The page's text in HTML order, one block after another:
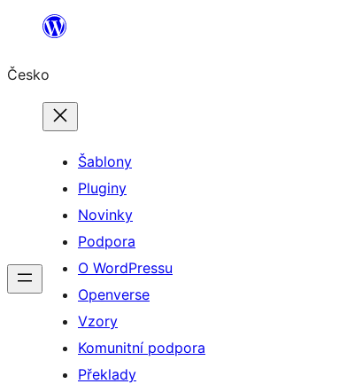
Přeskočit
obsah
Česko
Šablony
Pluginy
Novinky
Podpora
O WordPressu
Openverse
Vzory
Komunitní podpora
Překlady